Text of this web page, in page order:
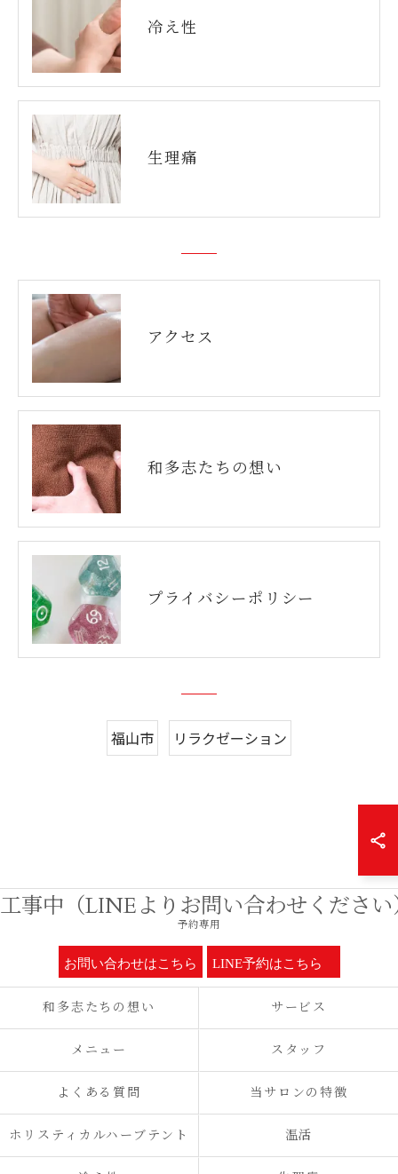
冷え性
生理痛
アクセス
和多志たちの想い
プライバシーポリシー
福山市 リラクゼーション
工事中（LINEよりお問い合わせください
予約専用
お問い合わせはこちら LINE予約はこちら
和多志たちの想い サービス
メニュー スタッフ
よくある質問 当サロンの特徴
ホリスティカルハーブテント 温活